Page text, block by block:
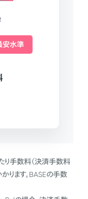
安水準
り手数料（決済手数料
ります。BASEの手数